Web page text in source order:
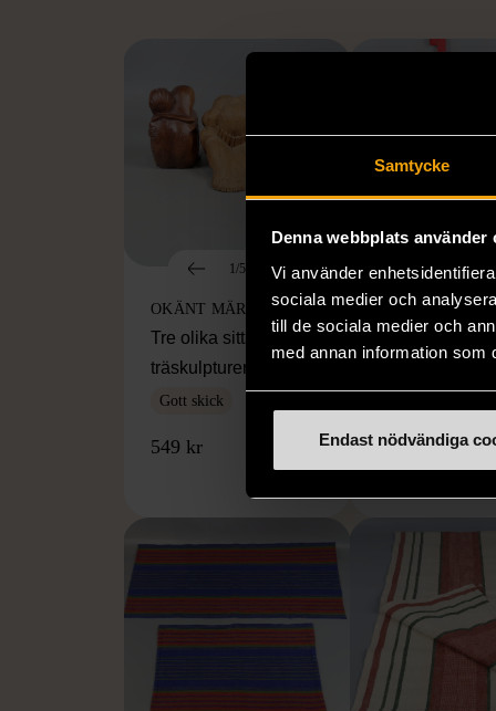
Samtycke
Denna webbplats använder
Vi använder
sociala medier och
till de sociala medier och
med annan information som
Endast nödvändiga
1/5
OKÄNT MÄRKE
Tre olika sittande
träskulpturer
Gott skick
549 kr
1/5
OKÄNT MÄRKE
Vit ljuslykta
konstljus
Mycket gott skick
50 kr